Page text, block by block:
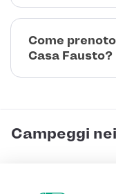
Come
Casa Fausto?
Campeggi